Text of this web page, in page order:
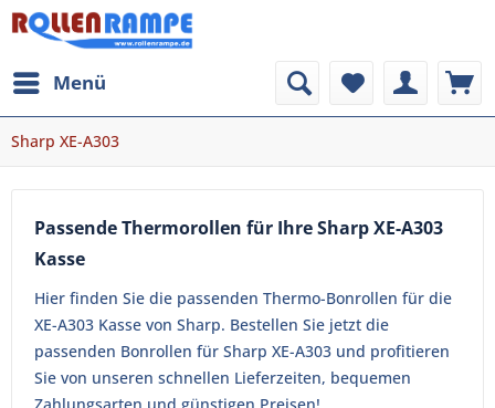
Menü
Sharp XE-A303
Passende Thermorollen für Ihre Sharp XE-A303
Kasse
Hier finden Sie die passenden Thermo-Bonrollen für die
XE-A303 Kasse von Sharp. Bestellen Sie jetzt die
passenden Bonrollen für Sharp XE-A303 und profitieren
Sie von unseren schnellen Lieferzeiten, bequemen